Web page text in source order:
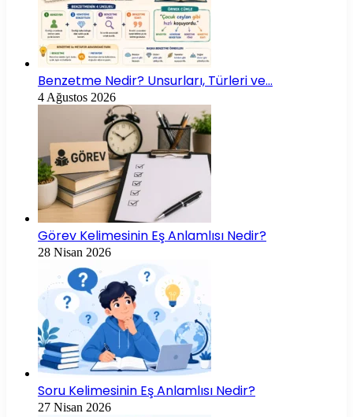
Benzetme Nedir? Unsurları, Türleri ve…
4 Ağustos 2026
Görev Kelimesinin Eş Anlamlısı Nedir?
28 Nisan 2026
Soru Kelimesinin Eş Anlamlısı Nedir?
27 Nisan 2026